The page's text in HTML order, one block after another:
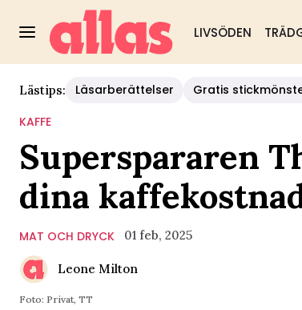
LIVSÖDEN
Lästips: Läsarberättelser Gratis
KAFFE
Superspararen
dina
MAT OCH DRYCK 01 feb, 2025
Leone Milton
Foto: Privat, TT